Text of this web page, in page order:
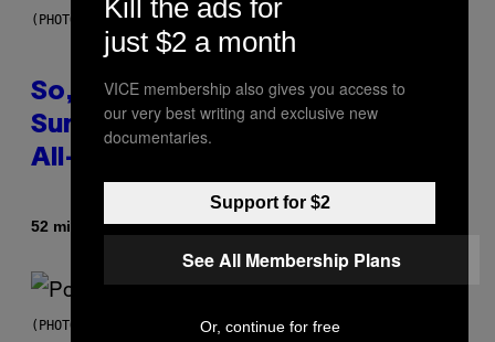
(PHOTO BY TIM MOSENFELDER/GETTY IMAGES)
So, Uh, One of the Songs of the
Summer Was Made With AI After
All—and the Artist Is Not Sorry
52 minuten geledenDoorCaleb Catlin
(PHOTO BY MARC BROUSSELY/REDFERNS)
Kill the ads for
just $2 a month
VICE membership also gives you access to
our very best writing and exclusive new
documentaries.
Support for $2
See All Membership Plans
Or, continue for free